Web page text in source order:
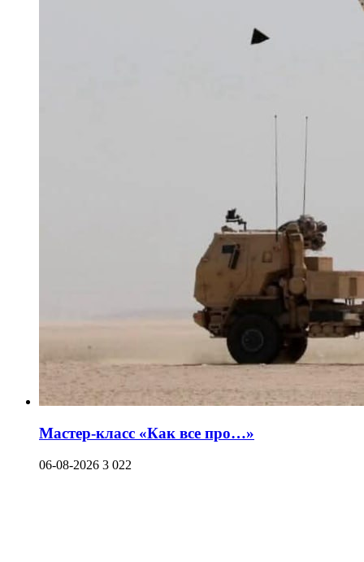
Мастер-класс «Как все про…»
06-08-2026 3 022